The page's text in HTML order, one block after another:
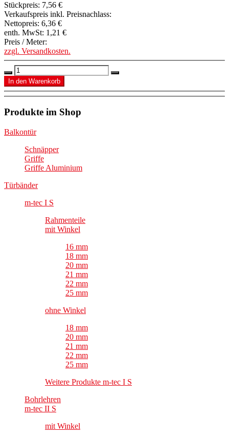
Stückpreis: 7,56 €
Verkaufspreis inkl. Preisnachlass:
Nettopreis: 6,36 €
enth. MwSt: 1,21 €
Preis / Meter:
zzgl. Versandkosten.
Produkte im Shop
Balkontür
Schnäpper
Griffe
Griffe Aluminium
Türbänder
m-tec I S
Rahmenteile
mit Winkel
16 mm
18 mm
20 mm
21 mm
22 mm
25 mm
ohne Winkel
18 mm
20 mm
21 mm
22 mm
25 mm
Weitere Produkte m-tec I S
Bohrlehren
m-tec II S
mit Winkel